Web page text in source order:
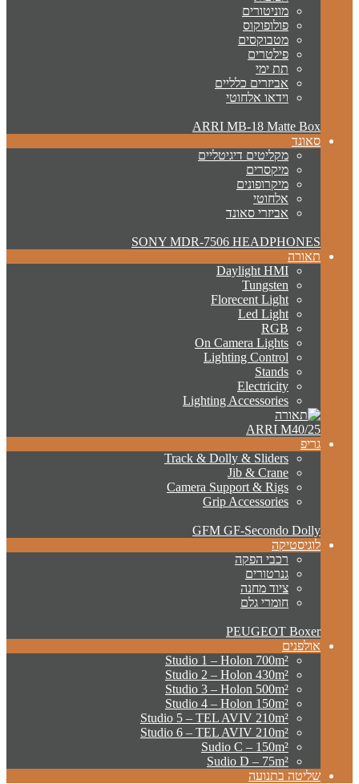
מוניטורים
פולופוקוס
מטבוקסים
פילטרים
תת ימי
אביזרים כלליים
וידאו אלחוטי
ARRI MB-18 Matte Box
סאונד
מקליטים דיגיטליים
מיקסרים
מיקרופונים
אלחוטי
אביזרי סאונד
SONY MDR-7506 HEADPHONES
תאורה
Daylight HMI
Tungsten
Florecent Light
Led Light
RGB
On Camera Lights
Lighting Control
Stands
Electricity
Lighting Accessories
ARRI M40/25
גריפ
Track & Dolly & Sliders
Jib & Crane
Camera Support & Rigs
Grip Accessories
GFM GF-Secondo Dolly
לוגיסטיקה
רכבי הפקה
גנרטורים
ציוד מחנה
חומרי גלם
PEUGEOT Boxer
אולפנים
Studio 1 – Holon 700m²
Studio 2 – Holon 430m²
Studio 3 – Holon 500m²
Studio 4 – Holon 150m²
Studio 5 – TEL AVIV 210m²
Studio 6 – TEL AVIV 210m²
Sudio C – 150m²
Sudio D – 75m²
שליטה בתנועה